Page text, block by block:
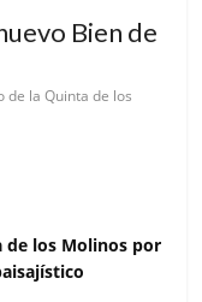
Bien de
de la Quinta de los
de los Molinos por